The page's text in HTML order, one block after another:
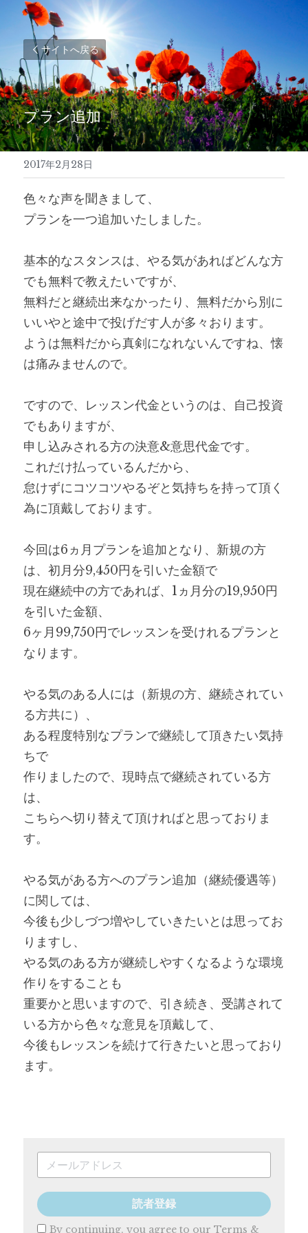
サイトへ戻る
プラン追加
2017年2月28日
色々な声を聞きまして、
プランを一つ追加いたしました。
基本的なスタンスは、やる気があればどんな方
でも無料で教えたいですが、
無料だと継続出来なかったり、無料だから別に
いいやと途中で投げだす人が多々おります。
ようは無料だから真剣になれないんですね、懐
は痛みませんので。
ですので、レッスン代金というのは、自己投資
でもありますが、
申し込みされる方の決意&意思代金です。
これだけ払っているんだから、
怠けずにコツコツやるぞと気持ちを持って頂く
為に頂戴しております。
今回は6ヵ月プランを追加となり、新規の方
は、初月分9,450円を引いた金額で
現在継続中の方であれば、1ヵ月分の19,950円
を引いた金額、
6ヶ月99,750円でレッスンを受けれるプランと
なります。
やる気のある人には（新規の方、継続されてい
る方共に）、
ある程度特別なプランで継続して頂きたい気持
ちで
作りましたので、現時点で継続されている方
は、
こちらへ切り替えて頂ければと思っておりま
す。
やる気がある方へのプラン追加（継続優遇等）
に関しては、
今後も少しづつ増やしていきたいとは思ってお
りますし、
やる気のある方が継続しやすくなるような環境
作りをすることも
重要かと思いますので、引き続き、受講されて
いる方から色々な意見を頂戴して、
今後もレッスンを続けて行きたいと思っており
ます。
読者登録
By continuing, you agree to our Terms &